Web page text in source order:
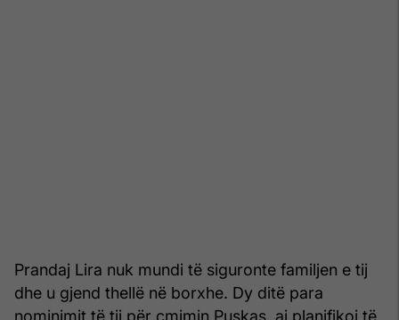
Prandaj Lira nuk mundi të siguronte familjen e tij
dhe u gjend thellë në borxhe. Dy ditë para
nominimit të tij për çmimin Puskas, ai planifikoi të